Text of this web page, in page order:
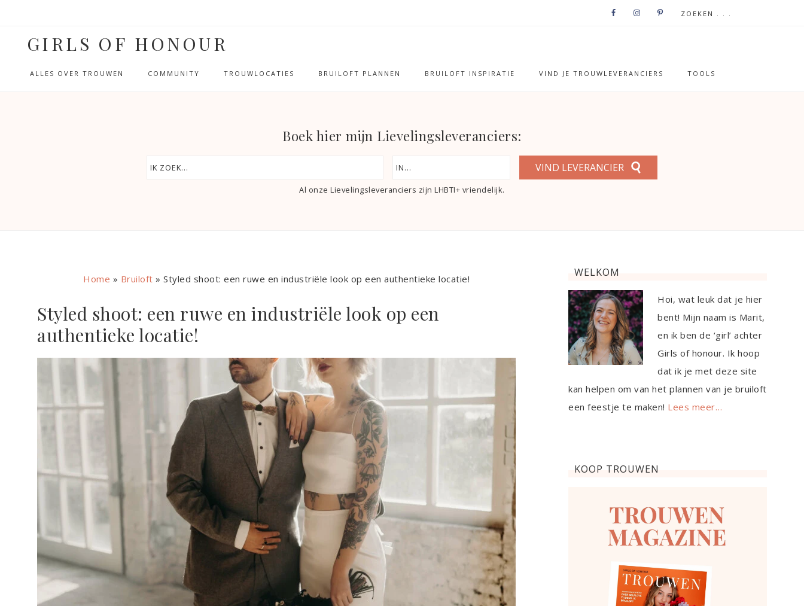
GIRLS OF HONOUR
ALLES OVER TROUWEN COMMUNITY TROUWLOCATIES BRUILOFT PLANNEN BRUILOFT INSPIRATIE VIND JE TROUWLEVERANCIERS TOOLS
Boek hier mijn Lievelingsleveranciers:
VIND LEVERANCIER
Al onze Lievelingsleveranciers zijn LHBTI+ vriendelijk.
Home » Bruiloft » Styled shoot: een ruwe en industriële look op een authentieke locatie!
Styled shoot: een ruwe en industriële look op een
authentieke locatie!
WELKOM
Hoi, wat leuk dat je hier
bent! Mijn naam is Marit,
en ik ben de ‘girl’ achter
Girls of honour. Ik hoop
dat ik je met deze site
kan helpen om van het plannen van je bruiloft
een feestje te maken! Lees meer…
KOOP TROUWEN